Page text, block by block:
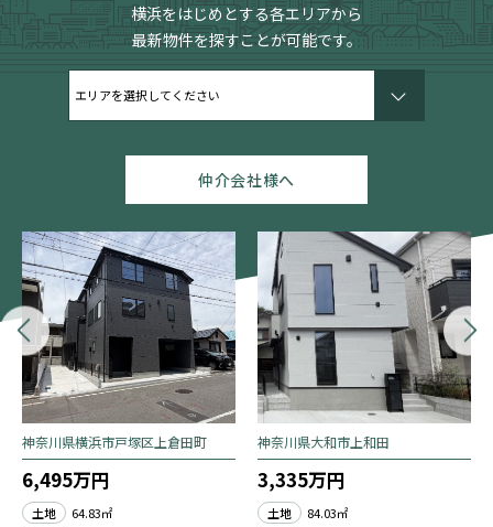
横浜をはじめとする各エリアから
最新物件を探すことが可能です。
仲介会社様へ
神奈川県横浜市戸塚区上倉田町
6,495万円
土地
64.83㎡
神奈川県大和市上和田
3,335万円
土地
84.03㎡